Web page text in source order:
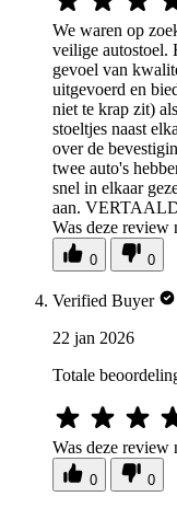
We waren op
veilige autostoel.
gevoel van
uitgevoerd en
niet te krap zit)
stoeltjes naast
over de
twee auto's
snel in elkaar
aan.
Was deze review
0 0
Verified Buyer
22 jan 2026
Totale
Was deze review
0 0